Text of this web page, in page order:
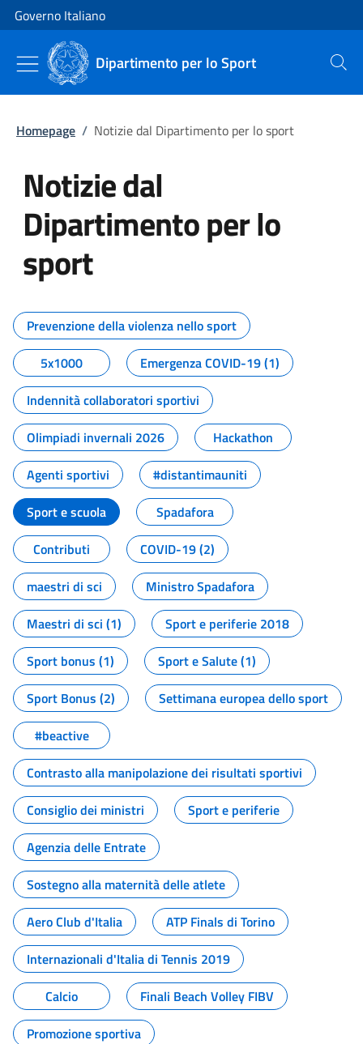
Vai al contenuto
Vai alla navigazione del sito
Governo Italiano
Dipartimento per lo Sport Cerca
Homepage / Notizie dal Dipartimento per lo sport
Notizie dal
Dipartimento per lo
sport
Tutti i contenuti della pagina
Prevenzione della violenza nello sport
5x1000
Emergenza COVID-19 (1)
Indennità collaboratori sportivi
Olimpiadi invernali 2026
Hackathon
Agenti sportivi
#distantimauniti
Sport e scuola
Spadafora
Contributi
COVID-19 (2)
maestri di sci
Ministro Spadafora
Maestri di sci (1)
Sport e periferie 2018
Sport bonus (1)
Sport e Salute (1)
Sport Bonus (2)
Settimana europea dello sport
#beactive
Contrasto alla manipolazione dei risultati sportivi
Consiglio dei ministri
Sport e periferie
Agenzia delle Entrate
Sostegno alla maternità delle atlete
Aero Club d'Italia
ATP Finals di Torino
Internazionali d'Italia di Tennis 2019
Calcio
Finali Beach Volley FIBV
Promozione sportiva